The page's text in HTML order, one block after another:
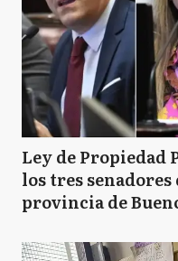
Ley de Propiedad
los tres
provincia de